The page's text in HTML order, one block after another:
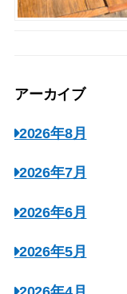
アーカイブ
2026年8月
2026年7月
2026年6月
2026年5月